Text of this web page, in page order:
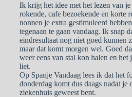
Ik krijg het idee met het lezen van
rokende, cafe bezoekende en korte
nonnen je extra gestimuleerd
tegenaan te gaan vandaag. Ik snap
eindresultaat nog niet goed kunnen
maar dat komt morgen wel. Goed
weer eens van stal kon halen en het
liet.
Op Spanje Vandaag lees ik dat het
donderdag komt dus daags nadat je
ziekenhuis geweest bent.